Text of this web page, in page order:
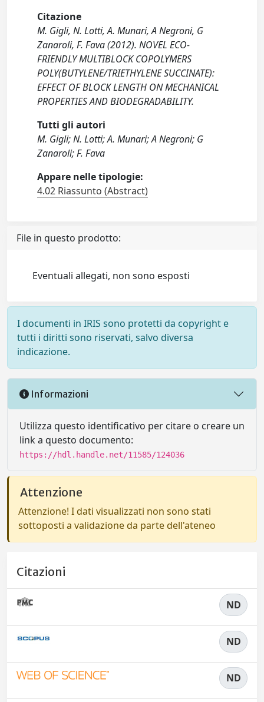
Citazione
M. Gigli, N. Lotti, A. Munari, A Negroni, G
Zanaroli, F. Fava (2012). NOVEL ECO-
FRIENDLY MULTIBLOCK COPOLYMERS
POLY(BUTYLENE/TRIETHYLENE SUCCINATE):
EFFECT OF BLOCK LENGTH ON MECHANICAL
PROPERTIES AND BIODEGRADABILITY.
Tutti gli autori
M. Gigli; N. Lotti; A. Munari; A Negroni; G
Zanaroli; F. Fava
Appare nelle tipologie:
4.02 Riassunto (Abstract)
File in questo prodotto:
Eventuali allegati, non sono esposti
I documenti in IRIS sono protetti da copyright e
tutti i diritti sono riservati, salvo diversa
indicazione.
Informazioni
Utilizza questo identificativo per citare o creare un
link a questo documento:
https://hdl.handle.net/11585/124036
Attenzione
Attenzione! I dati visualizzati non sono stati
sottoposti a validazione da parte dell'ateneo
Citazioni
ND
ND
ND